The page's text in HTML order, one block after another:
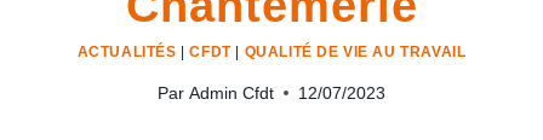
ACTUALITÉS |CFDT| QUALITÉ DE VIE AU TRAVAIL
Par Admin Cfdt 12/07/2023